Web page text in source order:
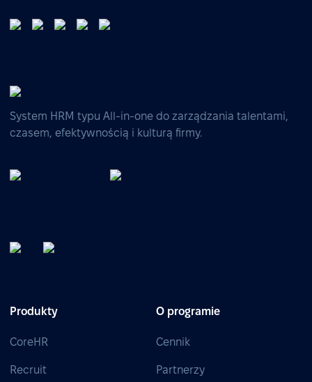
System HRM typu All-in-one do zarządzania talentami,
czasem, efektywnością i kulturą firmy.
Produkty
CoreHR
Recruit
O programie
Cennik
Partnerzy